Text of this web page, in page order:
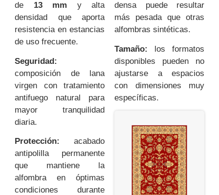
de 13 mm y alta
densidad que aporta
resistencia en estancias
de uso frecuente.
Seguridad:
composición de lana
virgen con tratamiento
antifuego natural para
mayor tranquilidad
diaria.
Protección:
acabado
antipolilla permanente
que mantiene la
alfombra en óptimas
condiciones durante
densa puede resultar
más pesada que otras
alfombras sintéticas.
Tamaño:
los formatos
disponibles pueden no
ajustarse a espacios
con dimensiones muy
específicas.